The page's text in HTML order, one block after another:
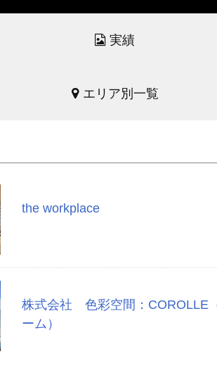
実績
エリア別一覧
the workplace
株式会社 色彩空間：COROLLE
ーム）